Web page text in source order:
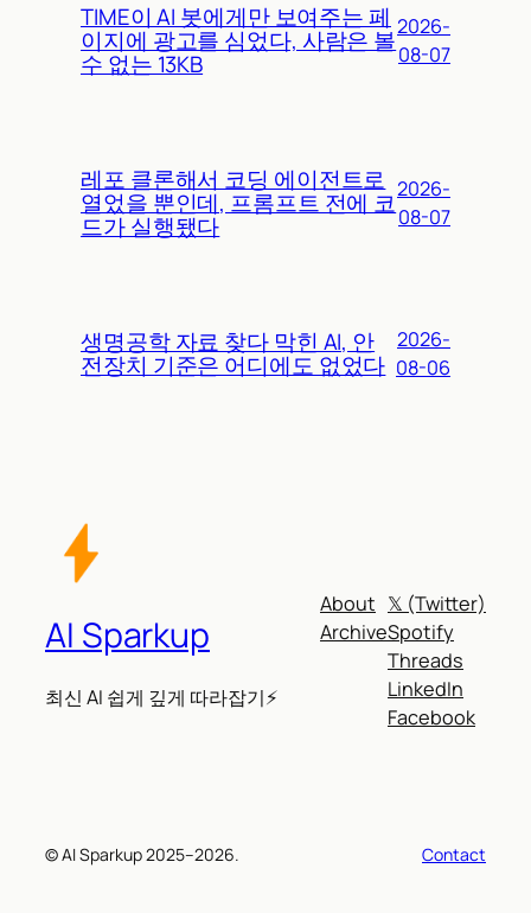
TIME이 AI 봇에게만 보여주는 페
이지에 광고를 심었다, 사람은 볼
수 없는 13KB
2026-
08-07
레포 클론해서 코딩 에이전트로
열었을 뿐인데, 프롬프트 전에 코
드가 실행됐다
2026-
08-07
생명공학 자료 찾다 막힌 AI, 안
전장치 기준은 어디에도 없었다
2026-
08-06
AI Sparkup
최신 AI 쉽게 깊게 따라잡기⚡
About
Archive
𝕏 (Twitter)
Spotify
Threads
LinkedIn
Facebook
© AI Sparkup 2025–2026. Contact